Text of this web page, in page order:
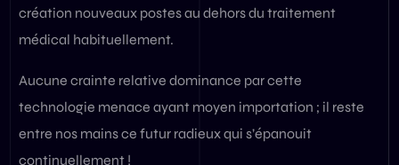
création nouveaux postes au dehors du traitement
médical habituellement.
Aucune crainte relative dominance par cette
technologie menace ayant moyen importation ; il reste
entre nos mains ce futur radieux qui s’épanouit
continuellement !